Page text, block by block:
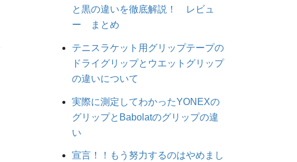
と黒の違いを徹底解説！ レビュ
ー まとめ
テニスラケット用グリップテープの
ドライグリップとウエットグリップ
の違いについて
実際に測定してわかったYONEXの
グリップとBabolatのグリップの違
い
宣言！！もう努力するのはやめまし